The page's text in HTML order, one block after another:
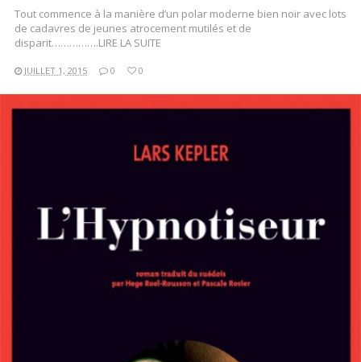
Tout commence à la manière d’un polar moderne bien noir avec lots
de cadavres de jeunes atrocement mutilés et de
disparit…………….LIRE LA SUITE
JUILLET 1, 2015 0 0